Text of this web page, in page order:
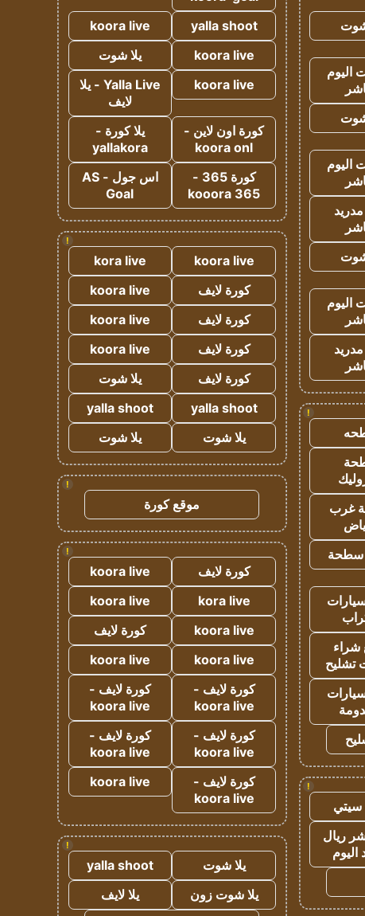
شوت
اليوم
شوت
اليوم
شوت
اليوم
!
غرب
سطحة
شراء
تشليح
!
سيتي
ريال
اليوم
yalla shoot
koora live
koora live
يلا شوت
koora live
Yalla Live - يلا
لايف
كورة اون لاين -
koora onl
يلا كورة -
yallakora
كورة 365 -
kooora 365
اس جول - AS
Goal
!
koora live
kora live
كورة لايف
koora live
كورة لايف
koora live
كورة لايف
koora live
كورة لايف
يلا شوت
yalla shoot
yalla shoot
يلا شوت
يلا شوت
!
موقع كورة
!
كورة لايف
koora live
kora live
koora live
koora live
كورة لايف
koora live
koora live
كورة لايف -
koora live
كورة لايف -
koora live
كورة لايف -
koora live
كورة لايف -
koora live
كورة لايف -
koora live
koora live
!
يلا شوت
yalla shoot
يلا شوت زون
يلا لايف